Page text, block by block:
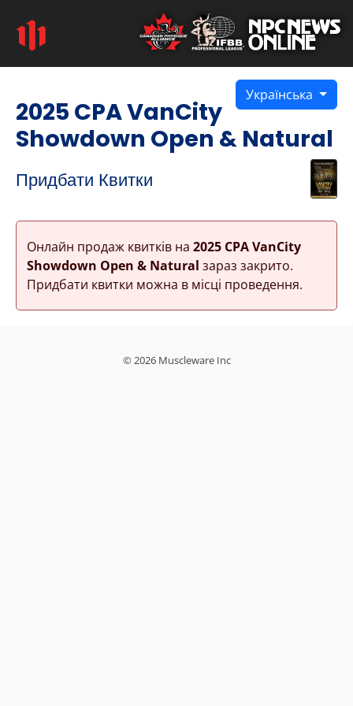
Українська
2025 CPA VanCity
Showdown Open & Natural
Придбати Квитки
Онлайн продаж квитків на 2025 CPA VanCity
Showdown Open & Natural зараз закрито.
Придбати квитки можна в місці проведення.
© 2026 Muscleware Inc